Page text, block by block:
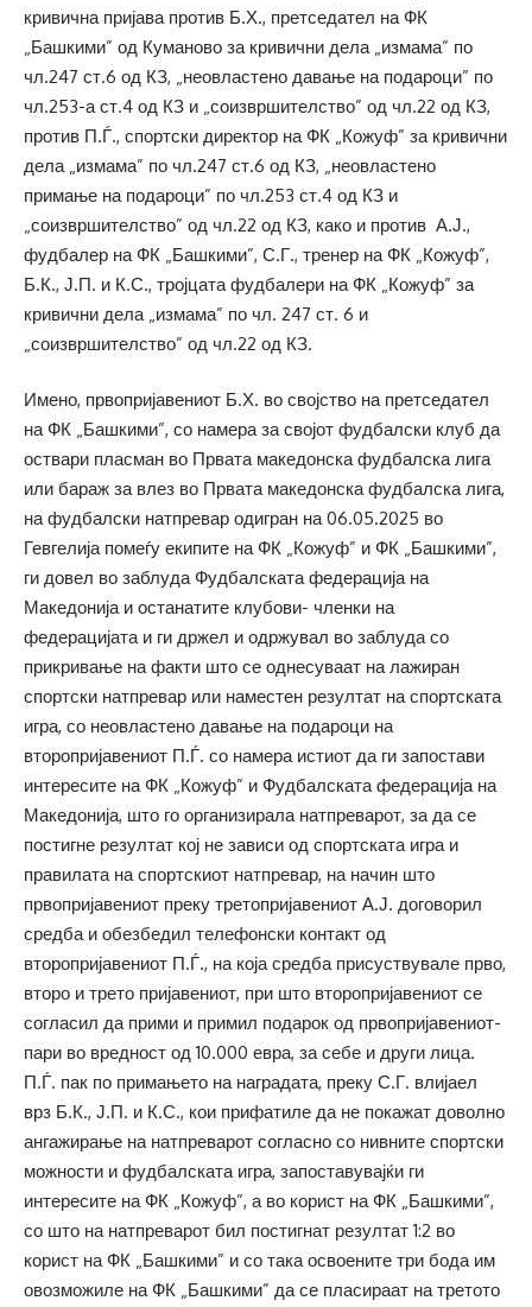
кривична пријава против Б.Х., претседател на ФК
„Башкими” од Куманово за кривични дела „измама” по
чл.247 ст.6 од КЗ, „неовластено давање на подароци” по
чл.253-а ст.4 од КЗ и „соизвршителство” од чл.22 од КЗ,
против П.Ѓ., спортски директор на ФК „Кожуф” за кривични
дела „измама” по чл.247 ст.6 од КЗ, „неовластено
примање на подароци” по чл.253 ст.4 од КЗ и
„соизвршителство” од чл.22 од КЗ, како и против А.Ј.,
фудбалер на ФК „Башкими”, С.Г., тренер на ФК „Кожуф”,
Б.К., Ј.П. и К.С., тројцата фудбалери на ФК „Кожуф” за
кривични дела „измама” по чл. 247 ст. 6 и
„соизвршителство” од чл.22 од КЗ.
Имено, првопријавениот Б.Х. во својство на претседател
на ФК „Башкими”, со намера за својот фудбалски клуб да
оствари пласман во Првата македонска фудбалска лига
или бараж за влез во Првата македонска фудбалска лига,
на фудбалски натпревар одигран на 06.05.2025 во
Гевгелија помеѓу екипите на ФК „Кожуф” и ФК „Башкими”,
ги довел во заблуда Фудбалската федерација на
Македонија и останатите клубови- членки на
федерацијата и ги држел и одржувал во заблуда со
прикривање на факти што се однесуваат на лажиран
спортски натпревар или наместен резултат на спортската
игра, со неовластено давање на подароци на
второпријавениот П.Ѓ. со намера истиот да ги запостави
интересите на ФК „Кожуф” и Фудбалската федерација на
Македонија, што го организирала натпреварот, за да се
постигне резултат кој не зависи од спортската игра и
правилата на спортскиот натпревар, на начин што
првопријавениот преку третопријавениот А.Ј. договорил
средба и обезбедил телефонски контакт од
второпријавениот П.Ѓ., на која средба присуствувале прво,
второ и трето пријавениот, при што второпријавениот се
согласил да прими и примил подарок од првопријавениот-
пари во вредност од 10.000 евра, за себе и други лица.
П.Ѓ. пак по примањето на наградата, преку С.Г. влијаел
врз Б.К., Ј.П. и К.С., кои прифатиле да не покажат доволно
ангажирање на натпреварот согласно со нивните спортски
можности и фудбалската игра, запоставувајќи ги
интересите на ФК „Кожуф”, а во корист на ФК „Башкими”,
со што на натпреварот бил постигнат резултат 1:2 во
корист на ФК „Башкими” и со така освоените три бода им
овозможиле на ФК „Башкими” да се пласираат на третото